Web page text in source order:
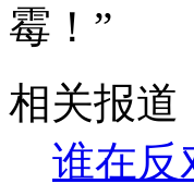
霉！”
相关报道
谁在反